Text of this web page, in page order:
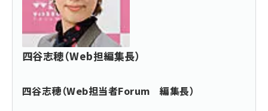
四谷志穂（Web担編集長）
四谷志穂（Web担当者Forum 編集長）